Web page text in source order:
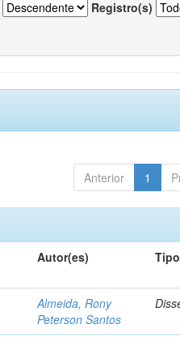
Registro(s)
Anterior 1
Autor(es) Tipo
Almeida, Rony
Peterson Santos